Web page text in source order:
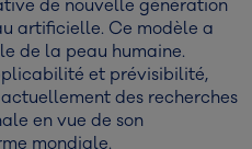
de nouvelle génération
artificielle. Ce modèle a
de la peau humaine.
et prévisibilité,
des recherches
en vue de son
mondiale.